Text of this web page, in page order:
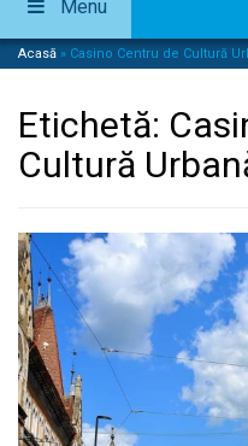
Menu
Acasă » Casino Centru de Cultură
Etichetă:
Cultură